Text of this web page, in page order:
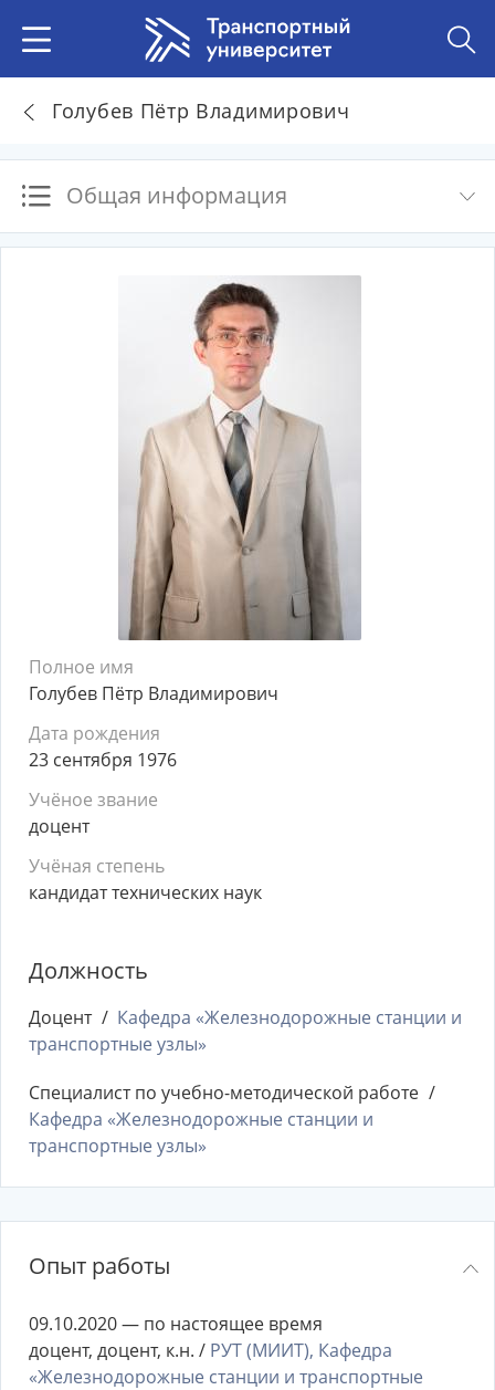
Голубев Пётр Владимирович
Общая информация
Полное имя
Голубев Пётр Владимирович
Дата рождения
23 сентября 1976
Учёное звание
доцент
Учёная степень
кандидат технических наук
Должность
Доцент
Кафедра «Железнодорожные станции и
транспортные узлы»
Специалист по учебно-методической работе
Кафедра «Железнодорожные станции и
транспортные узлы»
Опыт работы
09.10.2020 — по настоящее время
доцент, доцент, к.н. / РУТ (МИИТ), Кафедра
«Железнодорожные станции и транспортные